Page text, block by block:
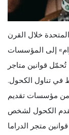
خلال القرن
إلى المؤسسات
تُحمّل قوانين متاجر
في تناول الكحول.
من مؤسسات تقديم
الكحول لشخص
متجر الدراما